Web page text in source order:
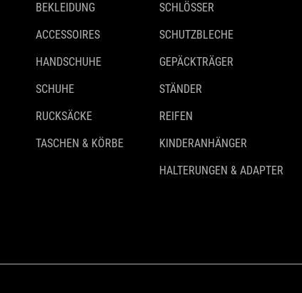
BEKLEIDUNG
ACCESSOIRES
HANDSCHUHE
SCHUHE
RUCKSÄCKE
TASCHEN & KÖRBE
SCHLÖSSER
SCHUTZBLECHE
GEPÄCKTRÄGER
STÄNDER
REIFEN
KINDERANHÄNGER
HALTERUNGEN & ADAPTER